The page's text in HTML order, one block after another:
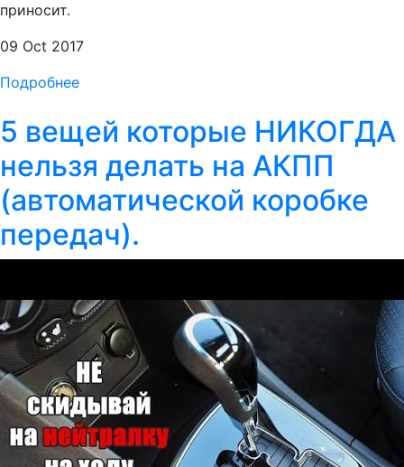
приносит.
09 Oct 2017
Подробнее
5 вещей которые НИКОГДА
нельзя делать на АКПП
(автоматической коробке
передач).